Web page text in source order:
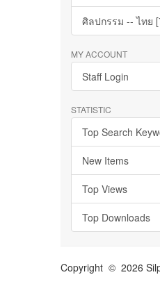
ศิลปกรรม -- ไทย
MY ACCOUNT
Staff Login
STATISTIC
Top Search
New Items
Top Views
Top Downloads
Copyright © 2026